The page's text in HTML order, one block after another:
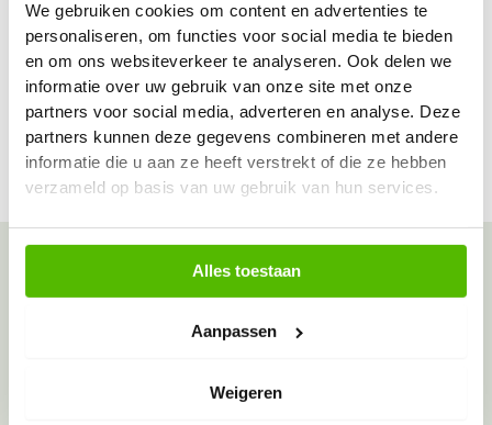
We gebruiken cookies om content en advertenties te
personaliseren, om functies voor social media te bieden
en om ons websiteverkeer te analyseren. Ook delen we
informatie over uw gebruik van onze site met onze
partners voor social media, adverteren en analyse. Deze
partners kunnen deze gegevens combineren met andere
informatie die u aan ze heeft verstrekt of die ze hebben
verzameld op basis van uw gebruik van hun services.
Alles toestaan
Aanpassen
Weigeren
De meest voorkomende vragen over onze dienst vind
je hier.
Bekijk alle antwoorden
Meer inzamelpunten in de buurt
Eeko heeft meer dan 100
ook in jouw buurt.